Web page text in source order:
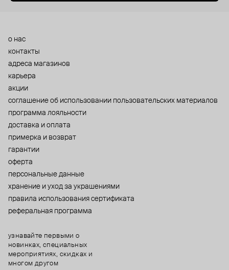
о нас
контакты
адреса магазинов
карьера
акции
cоглашение об использовании пользовательских материалов
программа лояльности
доставка и оплата
примерка и возврат
гарантии
оферта
персональные данные
хранение и уход за украшениями
правила использования сертификата
реферальная программа
узнавайте первыми о
новинках, специальных
мероприятиях, скидках и
многом другом